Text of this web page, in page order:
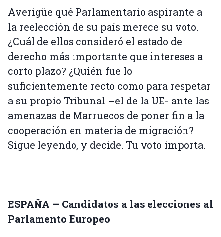
Averigüe qué Parlamentario aspirante a
la reelección de su país merece su voto.
¿Cuál de ellos consideró el estado de
derecho más importante que intereses a
corto plazo? ¿Quién fue lo
suficientemente recto como para respetar
a su propio Tribunal –el de la UE- ante las
amenazas de Marruecos de poner fin a la
cooperación en materia de migración?
Sigue leyendo, y decide. Tu voto importa.
ESPAÑA – Candidatos a las elecciones al
Parlamento Europeo